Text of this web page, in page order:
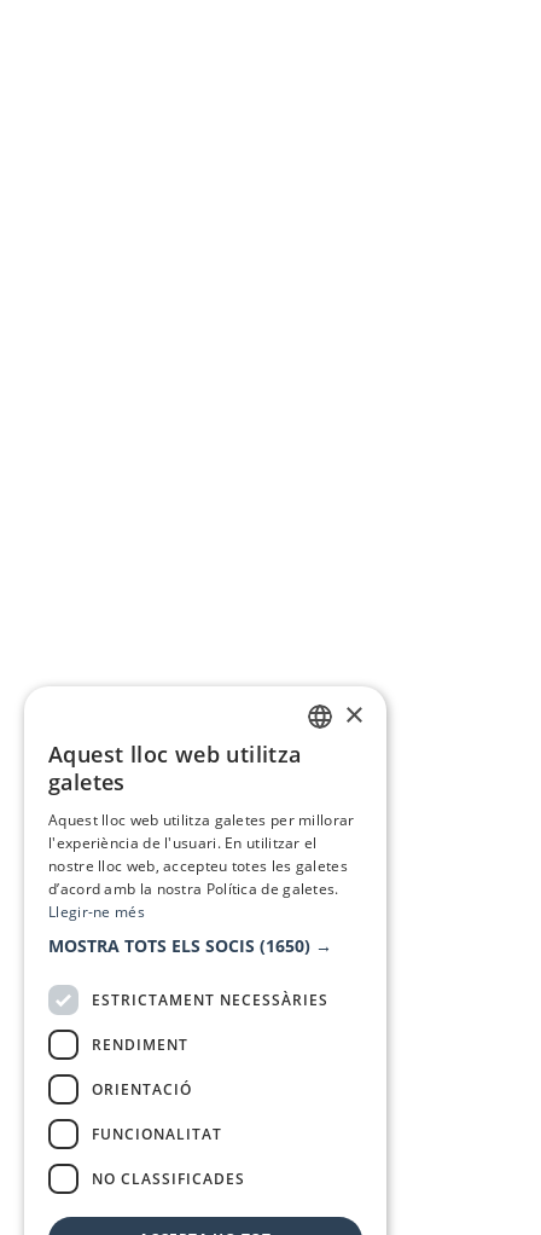
×
Aquest lloc web utilitza
galetes
Aquest lloc web utilitza galetes per millorar
l'experiència de l'usuari. En utilitzar el
nostre lloc web, accepteu totes les galetes
d’acord amb la nostra Política de galetes.
Llegir-ne més
MOSTRA TOTS ELS SOCIS (1650) →
ESTRICTAMENT NECESSÀRIES
RENDIMENT
ORIENTACIÓ
FUNCIONALITAT
NO CLASSIFICADES